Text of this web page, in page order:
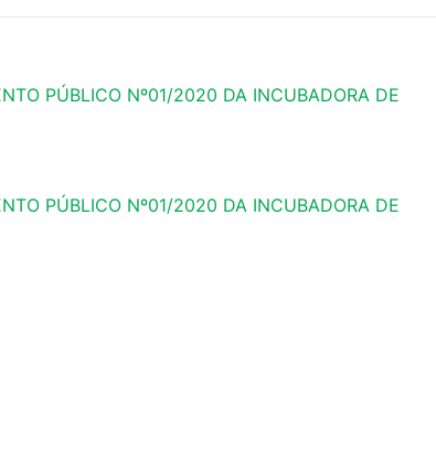
PÚBLICO Nº01/2020 DA INCUBADORA DE
PÚBLICO Nº01/2020 DA INCUBADORA DE